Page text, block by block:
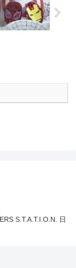
S.T.A.T.I.O.N. 日